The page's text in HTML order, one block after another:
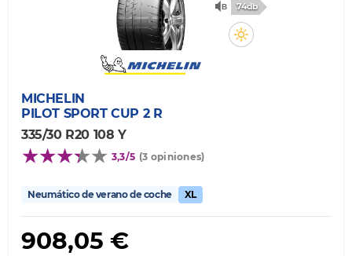
74db
MICHELIN
PILOT SPORT CUP 2 R
335/30 R20 108 Y
3,3/5 (3 opiniones)
Neumático de verano de coche XL
908,05 €